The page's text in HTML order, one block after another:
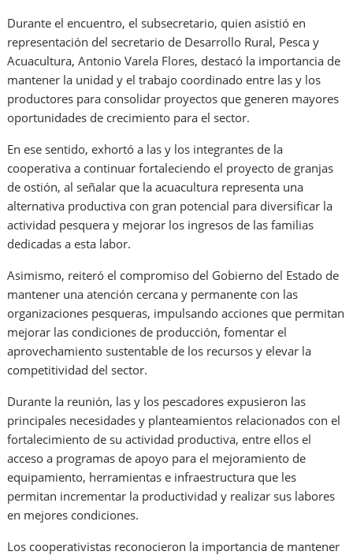
Durante el encuentro, el subsecretario, quien asistió en
representación del secretario de Desarrollo Rural, Pesca y
Acuacultura, Antonio Varela Flores, destacó la importancia de
mantener la unidad y el trabajo coordinado entre las y los
productores para consolidar proyectos que generen mayores
oportunidades de crecimiento para el sector.
En ese sentido, exhortó a las y los integrantes de la
cooperativa a continuar fortaleciendo el proyecto de granjas
de ostión, al señalar que la acuacultura representa una
alternativa productiva con gran potencial para diversificar la
actividad pesquera y mejorar los ingresos de las familias
dedicadas a esta labor.
Asimismo, reiteró el compromiso del Gobierno del Estado de
mantener una atención cercana y permanente con las
organizaciones pesqueras, impulsando acciones que permitan
mejorar las condiciones de producción, fomentar el
aprovechamiento sustentable de los recursos y elevar la
competitividad del sector.
Durante la reunión, las y los pescadores expusieron las
principales necesidades y planteamientos relacionados con el
fortalecimiento de su actividad productiva, entre ellos el
acceso a programas de apoyo para el mejoramiento de
equipamiento, herramientas e infraestructura que les
permitan incrementar la productividad y realizar sus labores
en mejores condiciones.
Los cooperativistas reconocieron la importancia de mantener